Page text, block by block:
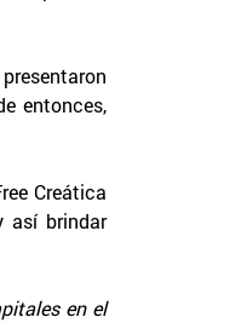
entonces,
Creática
así brindar
en el